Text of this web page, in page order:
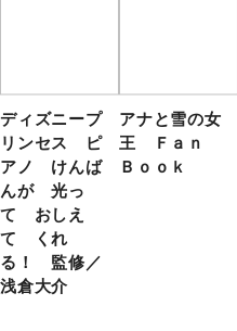
ディズニープ
リンセス ピ
アノ けんば
んが 光っ
て おしえ
て くれ
る！ 監修／
浅倉大介
アナと雪の女
王 Ｆａｎ
Ｂｏｏｋ